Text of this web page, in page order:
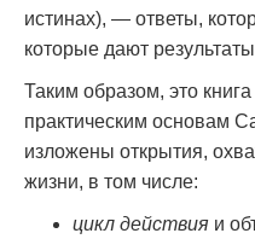
истинах), — ответы,
которые дают
Таким образом, это
практическим основам
изложены открытия,
жизни, в том числе:
цикл действия и